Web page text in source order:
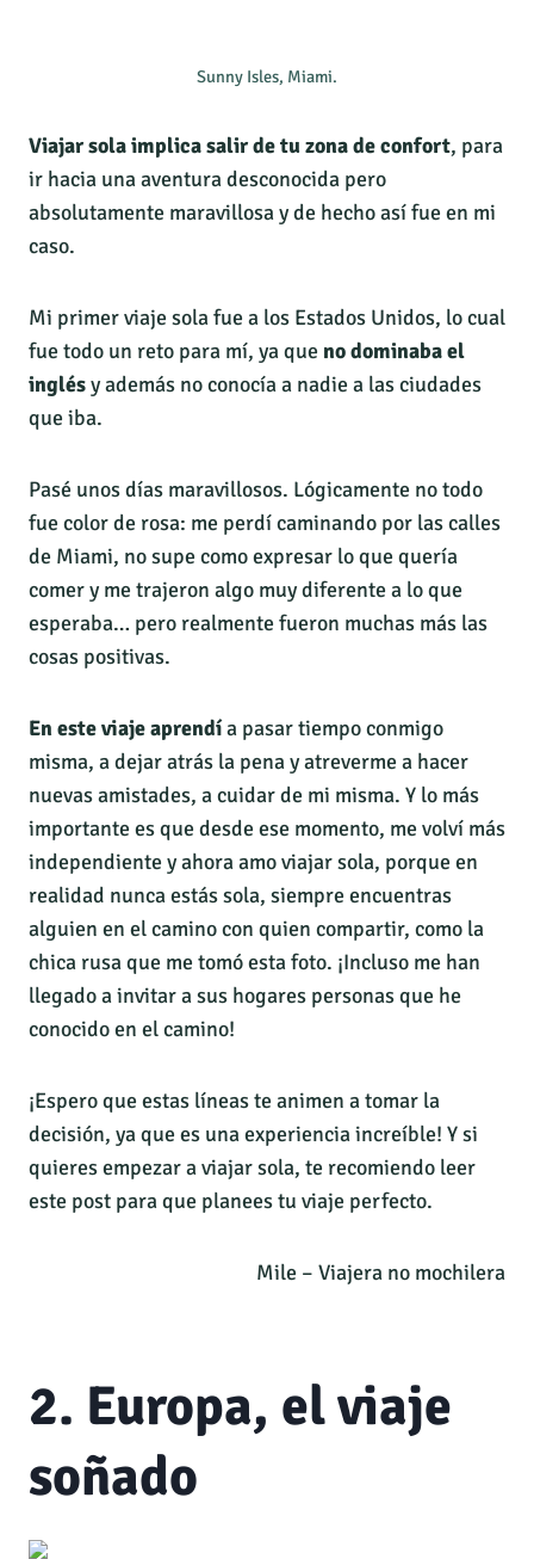
Sunny Isles, Miami.
Viajar sola implica salir de tu zona de confort, para
ir hacia una aventura desconocida pero
absolutamente maravillosa y de hecho así fue en mi
caso.
Mi primer viaje sola fue a los Estados Unidos, lo cual
fue todo un reto para mí, ya que no dominaba el
inglésy además no conocía a nadie a las ciudades
que iba.
Pasé unos días maravillosos. Lógicamente no todo
fue color de rosa: me perdí caminando por las calles
de Miami, no supe como expresar lo que quería
comer y me trajeron algo muy diferente a lo que
esperaba… pero realmente fueron muchas más las
cosas positivas.
En este viaje aprendía pasar tiempo conmigo
misma, a dejar atrás la pena y atreverme a hacer
nuevas amistades, a cuidar de mi misma. Y lo más
importante es que desde ese momento, me volví más
independiente y ahora amo viajar sola, porque en
realidad nunca estás sola, siempre encuentras
alguien en el camino con quien compartir, como la
chica rusa que me tomó esta foto. ¡Incluso me han
llegado a invitar a sus hogares personas que he
conocido en el camino!
¡Espero que estas líneas te animen a tomar la
decisión, ya que es una experiencia increíble! Y si
quieres empezar a viajar sola, te recomiendo leer
este post para que planees tu viaje perfecto.
Mile – Viajera no mochilera
2. Europa, el viaje
soñado